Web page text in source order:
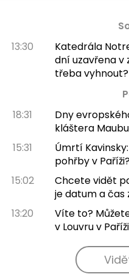
13:30
Katedrála
dní uzavřena v
třeba vyhnout?
18:31
Dny
kláštera
15:31
Úmrtí
pohřby v
15:02
Chcete vidět
je datum a čas
13:20
Víte to?
v Louvru v